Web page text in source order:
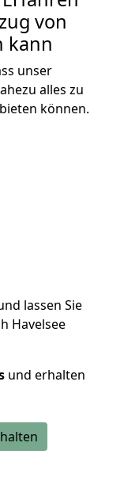
von
kann
unser
alles zu
können.
lassen Sie
Havelsee
und erhalten